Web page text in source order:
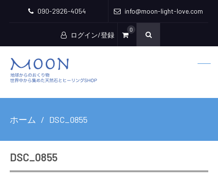
090-2926-4054 info@moon-light-love.com
ログイン/登録
0
ホーム DSC_0855
DSC_0855